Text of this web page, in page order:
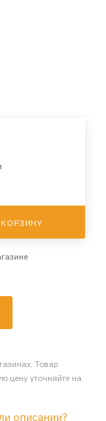
Товар
цену уточняйте на
описании?